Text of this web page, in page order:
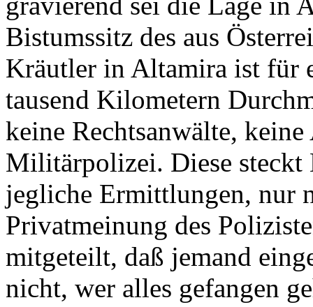
Bistumssitz des aus
Kräutler in Altamira ist für
tausend Kilometern
keine Rechtsanwälte,
Militärpolizei. Diese steckt
jegliche Ermittlungen, nur
Privatmeinung des
mitgeteilt, daß jemand
nicht, wer alles gefangen